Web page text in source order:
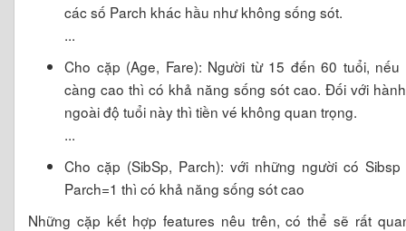
các số Parch khác hầu như không sống sót.
...
Cho cặp (Age, Fare): Người từ 15 đến 60 tuổi, nếu
càng cao thì có khả năng sống sót cao. Đối với
ngoài độ tuổi này thì tiền vé không quan trọng.
...
Cho cặp (SibSp, Parch): với những người có
Parch=1 thì có khả năng sống sót cao
Những cặp kết hợp features nêu trên, có thể sẽ rất